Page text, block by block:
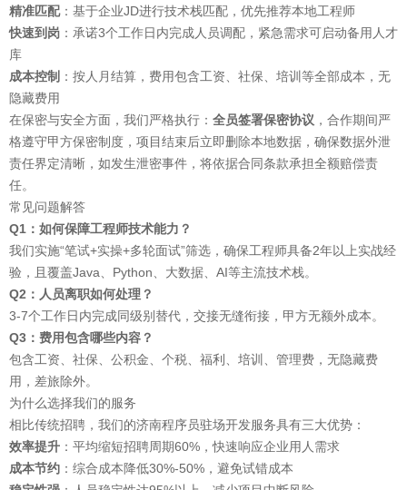
精准匹配：基于企业JD进行技术栈匹配，优先推荐本地工程师
快速到岗 ：承诺3个工作日内完成人员调配，紧急需求可启动备用人才
库
成本控制 ：按人月结算，费用包含工资、社保、培训等全部成本，无
隐藏费用
在保密与安全方面，我们严格执行： 全员签署保密协议 ，合作期间严
格遵守甲方保密制度，项目结束后立即删除本地数据，确保数据外泄
责任界定清晰，如发生泄密事件，将依据合同条款承担全额赔偿责
任。
常见问题解答
Q1：如何保障工程师技术能力？
我们实施“笔试+实操+多轮面试”筛选，确保工程师具备2年以上实战经
验，且覆盖Java、Python、大数据、AI等主流技术栈。
Q2：人员离职如何处理？
3-7个工作日内完成同级别替代，交接无缝衔接，甲方无额外成本。
Q3：费用包含哪些内容？
包含工资、社保、公积金、个税、福利、培训、管理费，无隐藏费
用，差旅除外。
为什么选择我们的服务
相比传统招聘，我们的济南程序员驻场开发服务具有三大优势：
效率提升 ：平均缩短招聘周期60%，快速响应企业用人需求
成本节约 ：综合成本降低30%-50%，避免试错成本